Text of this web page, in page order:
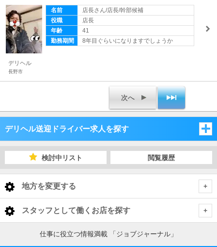
名前
店長さん/店長/幹部候補
役職
店長
年齢
41
勤務期間
8年目ぐらいになりますでしょうか
デリヘル
長野市
次へ
デリヘル送迎ドライバー求人を探す
新潟県
検討中リスト 閲覧履歴
地方を変更する
< 全国トップ
北海道 男性高収入
スタッフとして働くお店を探す
新潟県仕事に役立つ情報満載 「ジョブジャーナル」